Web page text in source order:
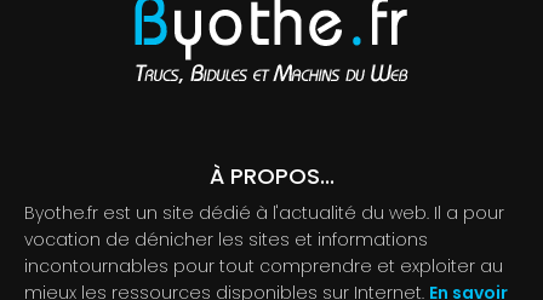
À PROPOS...
Byothe.fr est un site dédié à l'actualité du web. Il a pour
vocation de dénicher les sites et informations
incontournables pour tout comprendre et exploiter au
mieux les ressources disponibles sur Internet. En savoir